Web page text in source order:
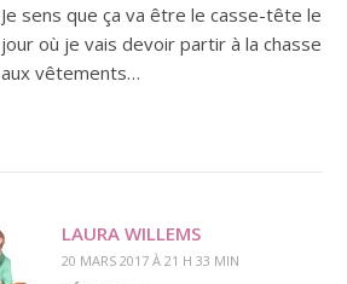
Je sens que ça va être le casse-tête le
jour où je vais devoir partir à la chasse
aux vêtements…
LAURA WILLEMS
20 MARS 2017 À 21 H 33 MIN